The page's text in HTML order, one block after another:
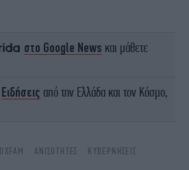
στο Google News και μάθετε
Ειδήσεις από την Ελλάδα και τον Κόσμο,
OXFAM ΑΝΙΣΌΤΗΤΕΣ ΚΥΒΕΡΝΉΣΕΙΣ